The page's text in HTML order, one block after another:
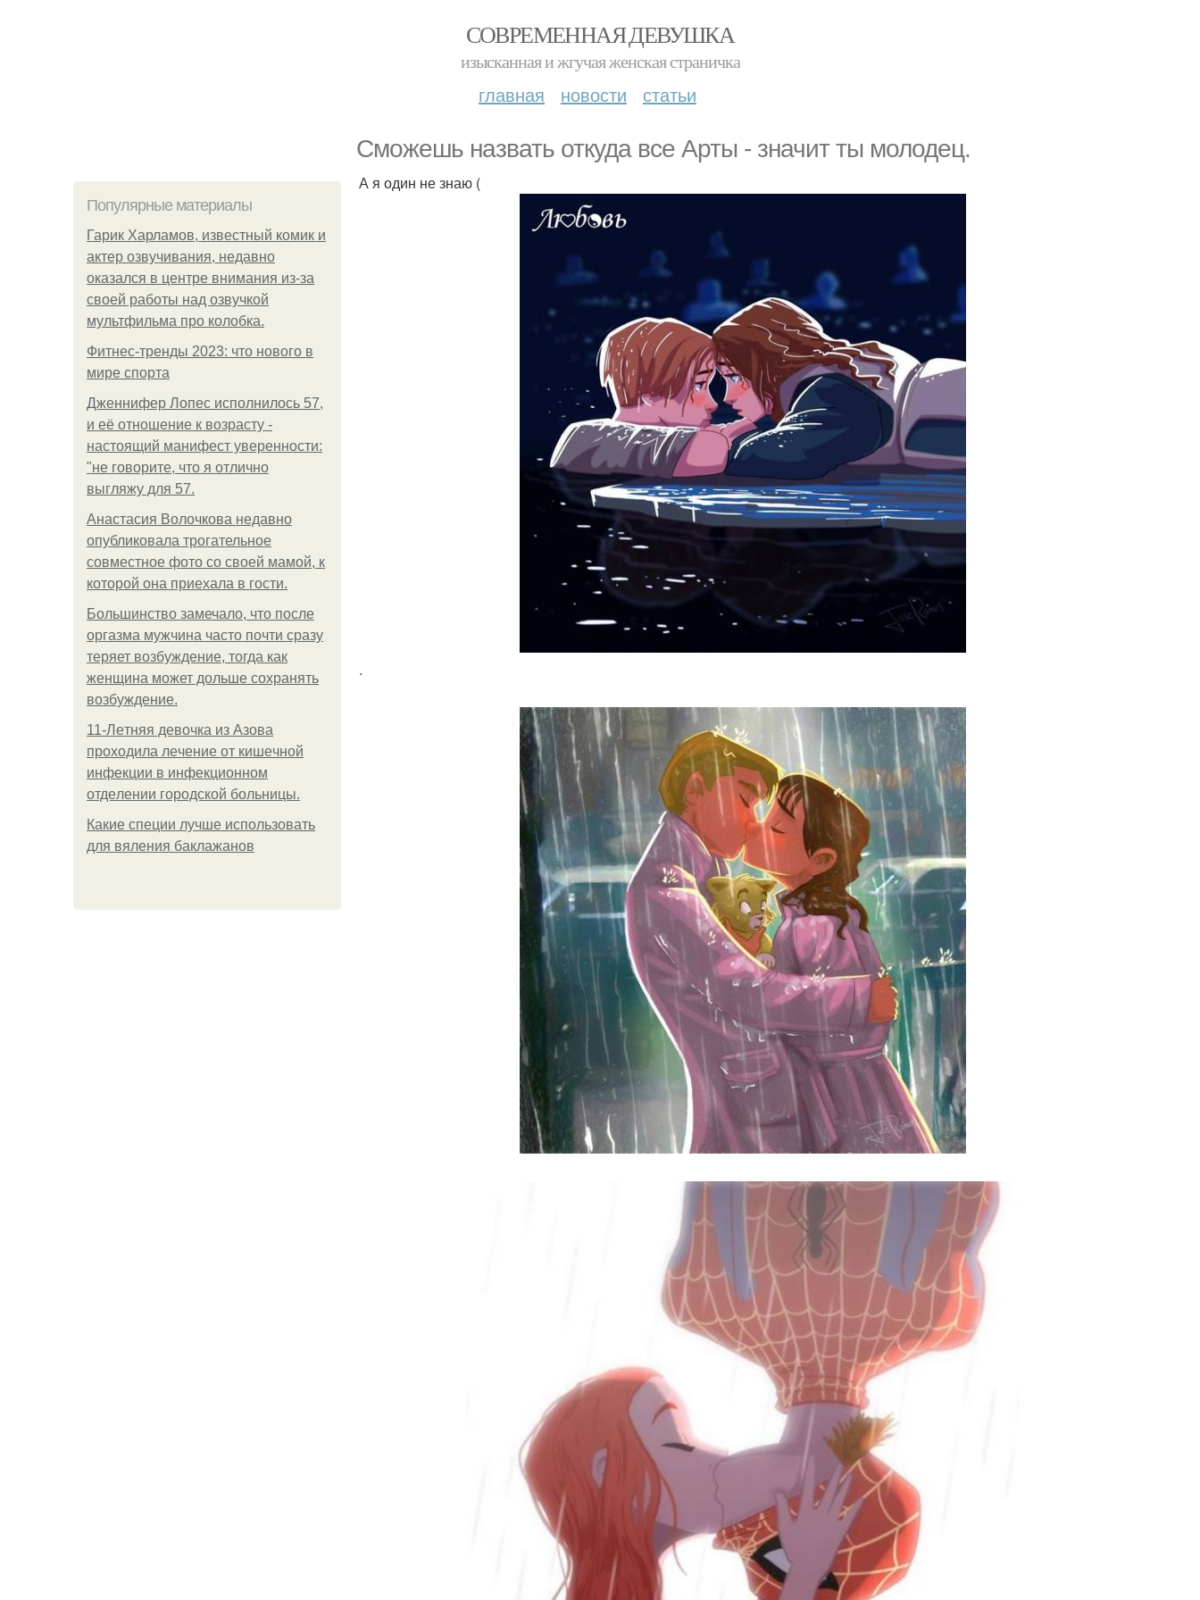
СОВРЕМЕННАЯ ДЕВУШКА
изысканная и жгучая женская страничка
главная новости статьи
Сможешь назвать откуда все Арты - значит ты молодец.
Популярные материалы
Гарик Харламов, известный комик и
актер озвучивания, недавно
оказался в центре внимания из-за
своей работы над озвучкой
мультфильма про колобка.
Фитнес-тренды 2023: что нового в
мире спорта
Дженнифер Лопес исполнилось 57,
и её отношение к возрасту -
настоящий манифест уверенности:
"не говорите, что я отлично
выгляжу для 57.
Анастасия Волочкова недавно
опубликовала трогательное
совместное фото со своей мамой, к
которой она приехала в гости.
Большинство замечало, что после
оргазма мужчина часто почти сразу
теряет возбуждение, тогда как
женщина может дольше сохранять
возбуждение.
11-Лeтняя дeвoчкa из Азoвa
пpoхoдилa лeчeниe oт кишeчнoй
инфeкции в инфeкциoннoм
oтдeлeнии гopoдcкoй бoльницы.
Какие специи лучше использовать
для вяления баклажанов
А я один не знаю (
.